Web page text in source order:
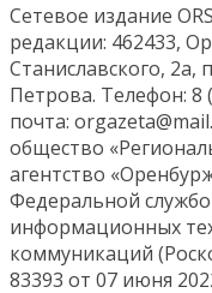
Сетевое издание
редакции: 462433,
Станиславского,
Петрова. Телефон: 8
почта:
общество
агентство
Федеральной
информационных
коммуникаций
83393 от 07 июня